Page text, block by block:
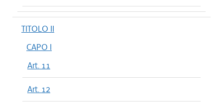
TITOLO II
CAPO I
Art. 11
Art. 12